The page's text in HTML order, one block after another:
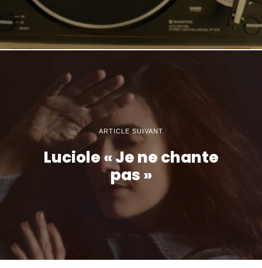
ARTICLE SUIVANT
Luciole « Je ne chante
pas »